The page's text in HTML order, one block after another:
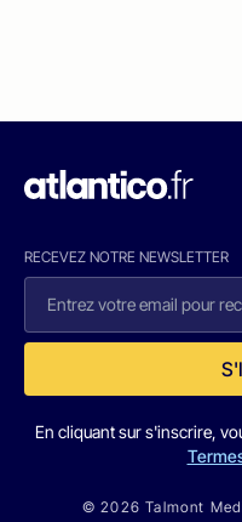
RECEVEZ NOTRE NEWSLETTER
En cliquant sur s'inscrire,
© 2026 Talmont